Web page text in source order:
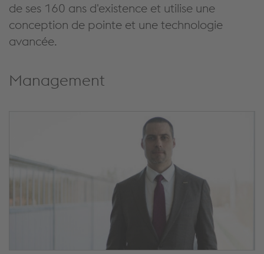
de ses 160 ans d'existence et utilise une
conception de pointe et une technologie
avancée.
Management